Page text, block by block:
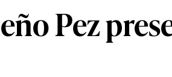
Pez